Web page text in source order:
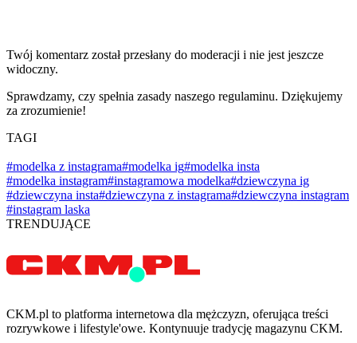
Twój komentarz został przesłany do moderacji i nie jest jeszcze
widoczny.
Sprawdzamy, czy spełnia zasady naszego regulaminu. Dziękujemy
za zrozumienie!
TAGI
#modelka z instagrama#modelka ig#modelka insta
#modelka instagram#instagramowa modelka#dziewczyna ig
#dziewczyna insta#dziewczyna z instagrama#dziewczyna instagram
#instagram laska
TRENDUJĄCE
CKM.pl to platforma internetowa dla mężczyzn, oferująca treści
rozrywkowe i lifestyle'owe. Kontynuuje tradycję magazynu CKM.